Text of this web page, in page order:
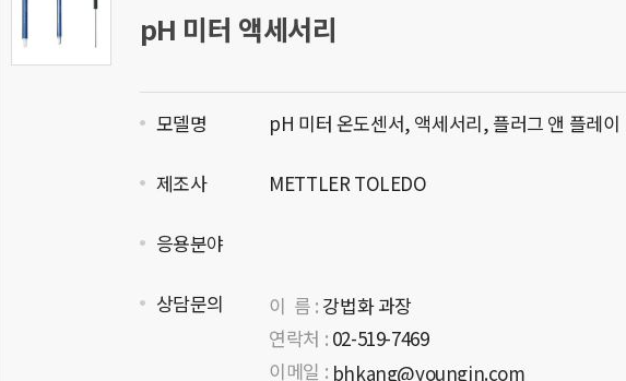
pH 미터 액세서리
모델명 pH 미터 온도센서, 액세서리, 플러그 앤 플레이
제조사 METTLER TOLEDO
응용분야
상담문의 이 름 : 강법화 과장
연락처 : 02-519-7469
이메일 : bhkang@youngin.com